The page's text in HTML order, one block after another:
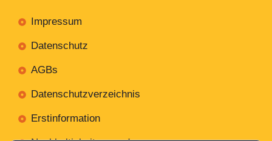
Impressum
Datenschutz
AGBs
Datenschutzverzeichnis
Erstinformation